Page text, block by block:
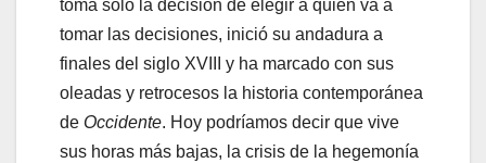
toma solo la decisión de elegir a quien va a
tomar las decisiones, inició su andadura a
finales del siglo XVIII y ha marcado con sus
oleadas y retrocesos la historia contemporánea
de Occidente. Hoy podríamos decir que vive
sus horas más bajas, la crisis de la hegemonía